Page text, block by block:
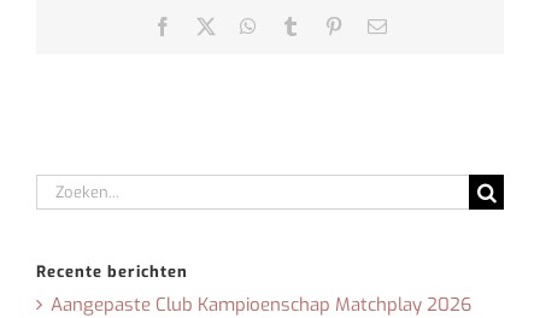
Facebook WhatsApp
Tumblr Pinterest
E-
Zoeken
naar:
Recente berichten
Aangepaste Club Kampioenschap Matchplay 2026